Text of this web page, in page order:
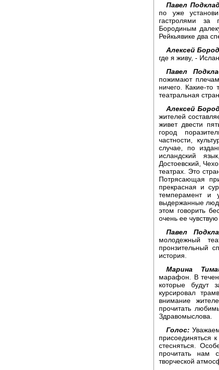
Павел
по уже
гастролями за
Бородиным
Рейкьявике два
Алексей
где я живу, -
Павел
пожимают
ничего. Какие-то
театральная
Алексей
жителей
живет двести
город
частности,
случае, по
исландский
Достоевский,
театрах. Это
Потрясающая
прекрасная и
темперамент и
выдержанные
этом говорить
очень ее
Павел
молодежный
пронзительный
история.
Марина
марафон. В
которые будут
курсировал
внимание
прочитать
Здравомыслова.
Голос:
присоединяться
стесняться.
прочитать нам
творческой